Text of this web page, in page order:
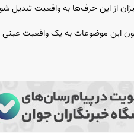
از این حرف‌ها به واقعیت تبدیل
این موضوعات به یک واقعیت عینی